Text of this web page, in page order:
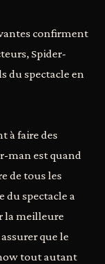
confirment
Spider-
du spectacle en
à faire des
man est quand
de tous les
du spectacle a
la meilleure
que le
tout autant